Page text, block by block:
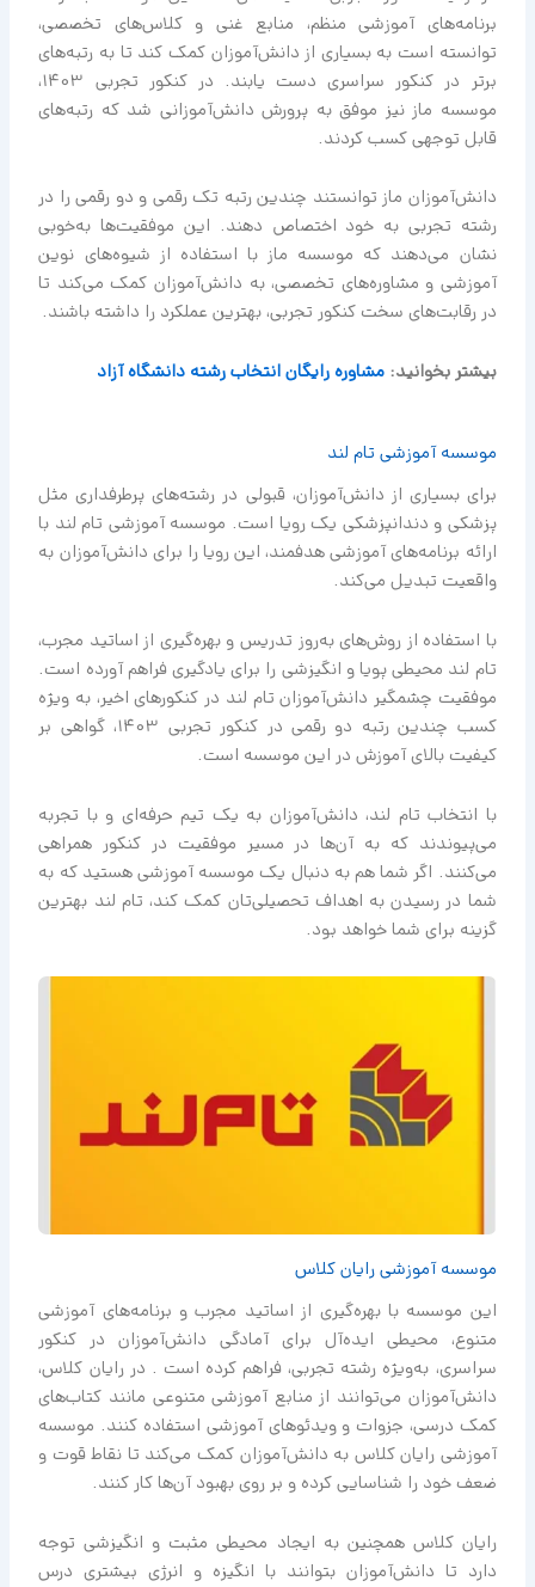
برنامه‌های آموزشی منظم، منابع غنی و کلاس‌های تخصصی،
توانسته است به بسیاری از دانش‌آموزان کمک کند تا به رتبه‌های
برتر در کنکور سراسری دست یابند. در کنکور تجربی 1403،
موسسه ماز نیز موفق به پرورش دانش‌آموزانی شد که رتبه‌های
قابل توجهی کسب کردند.
دانش‌آموزان ماز توانستند چندین رتبه تک ‌رقمی و دو رقمی را در
رشته تجربی به خود اختصاص دهند. این موفقیت‌ها به‌خوبی
نشان می‌دهند که موسسه ماز با استفاده از شیوه‌های نوین
آموزشی و مشاوره‌های تخصصی، به دانش‌آموزان کمک می‌کند تا
در رقابت‌های سخت کنکور تجربی، بهترین عملکرد را داشته باشند.
بیشتر بخوانید: مشاوره رایگان انتخاب رشته دانشگاه آزاد
موسسه آموزشی تام لند
برای بسیاری از دانش‌آموزان، قبولی در رشته‌های پرطرفداری مثل
پزشکی و دندانپزشکی یک رویا است. موسسه آموزشی تام لند با
ارائه برنامه‌های آموزشی هدفمند، این رویا را برای دانش‌آموزان به
واقعیت تبدیل می‌کند.
با استفاده از روش‌های به‌روز تدریس و بهره‌گیری از اساتید مجرب،
تام لند محیطی پویا و انگیزشی را برای یادگیری فراهم آورده است.
موفقیت چشمگیر دانش‌آموزان تام لند در کنکورهای اخیر، به ویژه
کسب چندین رتبه دو رقمی در کنکور تجربی 1403، گواهی بر
کیفیت بالای آموزش در این موسسه است.
با انتخاب تام لند، دانش‌آموزان به یک تیم حرفه‌ای و با تجربه
می‌پیوندند که به آن‌ها در مسیر موفقیت در کنکور همراهی
می‌کنند. اگر شما هم به دنبال یک موسسه آموزشی هستید که به
شما در رسیدن به اهداف تحصیلی‌تان کمک کند، تام لند بهترین
گزینه برای شما خواهد بود.
موسسه آموزشی رایان کلاس
این موسسه با بهره‌گیری از اساتید مجرب و برنامه‌های آموزشی
متنوع، محیطی ایده‌آل برای آمادگی دانش‌آموزان در کنکور
سراسری، به‌ویژه رشته تجربی، فراهم کرده است . در رایان کلاس،
دانش‌آموزان می‌توانند از منابع آموزشی متنوعی مانند کتاب‌های
کمک درسی، جزوات و ویدئوهای آموزشی استفاده کنند. موسسه
آموزشی رایان کلاس به دانش‌آموزان کمک می‌کند تا نقاط قوت و
ضعف خود را شناسایی کرده و بر روی بهبود آن‌ها کار کنند.
رایان کلاس همچنین به ایجاد محیطی مثبت و انگیزشی توجه
دارد تا دانش‌آموزان بتوانند با انگیزه و انرژی بیشتری درس